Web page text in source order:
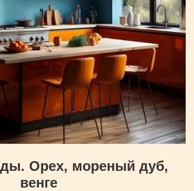
Орех, мореный дуб,
венге